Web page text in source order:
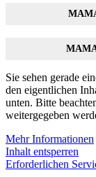
Sie sehen gerade
den eigentlichen
unten. Bitte
weitergegeben
Mehr Informationen
Inhalt entsperren
Erforderlichen